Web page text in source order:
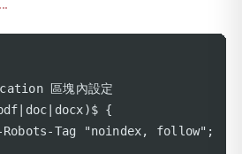
區塊內設定
{
Tag "noindex, follow";